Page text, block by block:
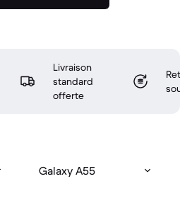
Livraison
standard
offerte
Galaxy A55